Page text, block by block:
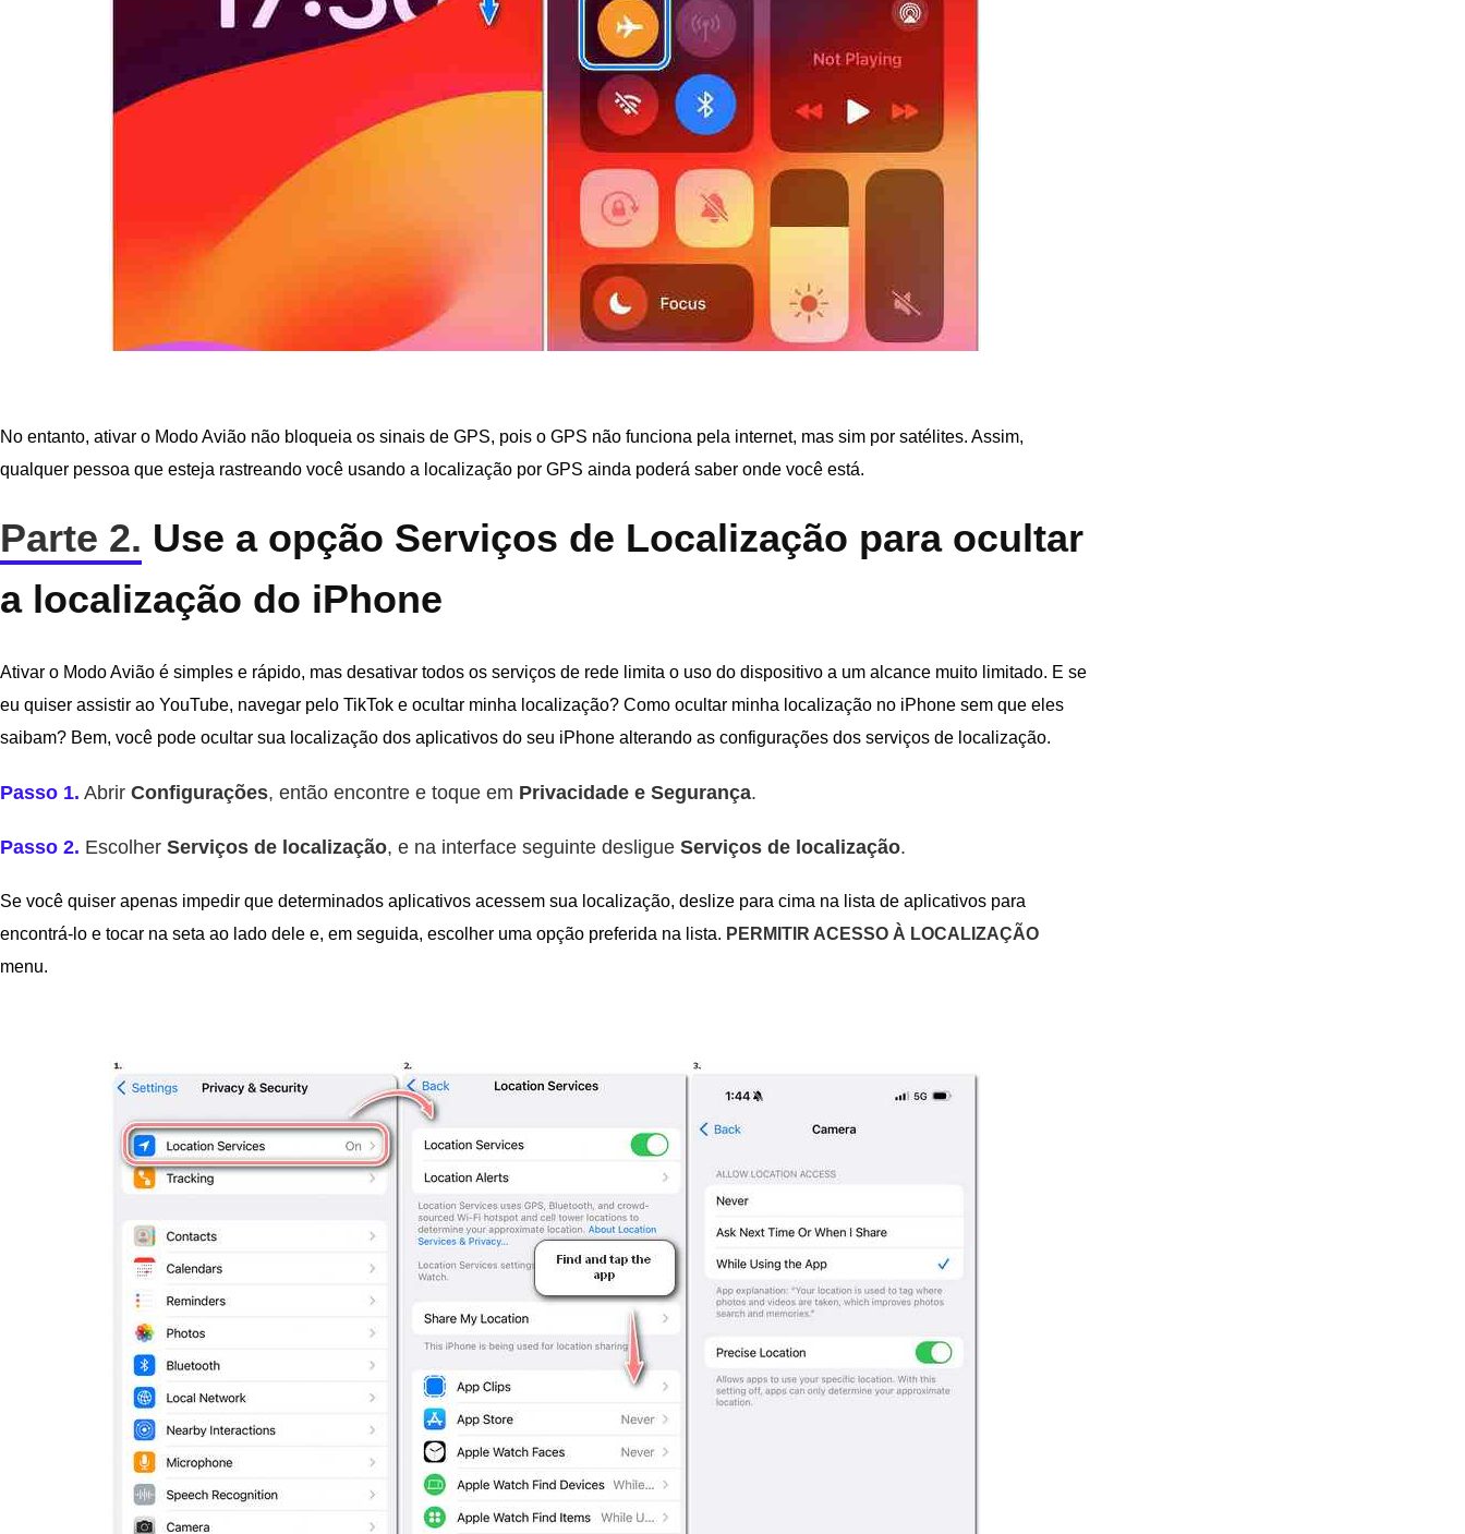
No entanto, ativar o Modo Avião não bloqueia os sinais de GPS, pois o GPS não funciona pela internet, mas sim por satélites. Assim,
qualquer pessoa que esteja rastreando você usando a localização por GPS ainda poderá saber onde você está.
Parte 2. Use a opção Serviços de Localização para ocultar
a localização do iPhone
Ativar o Modo Avião é simples e rápido, mas desativar todos os serviços de rede limita o uso do dispositivo a um alcance muito limitado. E se
eu quiser assistir ao YouTube, navegar pelo TikTok e ocultar minha localização? Como ocultar minha localização no iPhone sem que eles
saibam? Bem, você pode ocultar sua localização dos aplicativos do seu iPhone alterando as configurações dos serviços de localização.
Passo 1. Abrir Configurações, então encontre e toque em Privacidade e Segurança.
Passo 2. Escolher Serviços de localização, e na interface seguinte desligue Serviços de localização.
Se você quiser apenas impedir que determinados aplicativos acessem sua localização, deslize para cima na lista de aplicativos para
encontrá-lo e tocar na seta ao lado dele e, em seguida, escolher uma opção preferida na lista. PERMITIR ACESSO À LOCALIZAÇÃO
menu.